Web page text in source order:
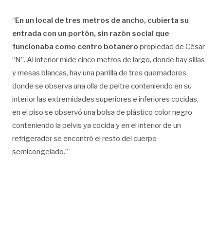
“En un local de tres metros de ancho, cubierta su
entrada con un portón, sin razón social que
funcionaba como centro botanero propiedad de César
“N”. Al interior mide cinco metros de largo, donde hay sillas
y mesas blancas, hay una parrilla de tres quemadores,
donde se observa una olla de peltre conteniendo en su
interior las extremidades superiores e inferiores cocidas,
en el piso se observó una bolsa de plástico color negro
conteniendo la pelvis ya cocida y en el interior de un
refrigerador se encontró el resto del cuerpo
semicongelado.”